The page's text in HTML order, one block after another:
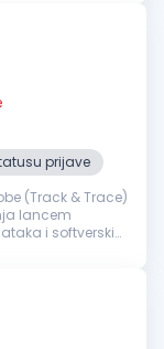
prijave
(Track & Trace)
lancem
i softverskim